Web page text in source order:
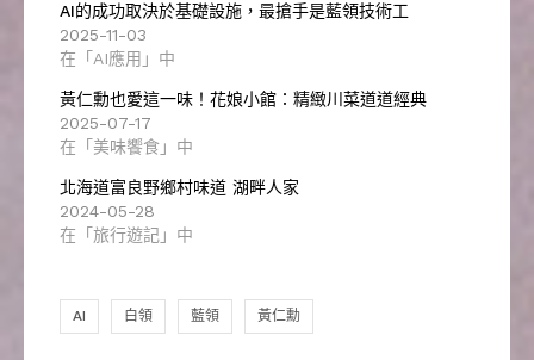
AI的成功取決於基礎設施，最搶手是藍領技術工
2025-11-03
在「AI應用」中
黃仁勳也愛這一味！花娘小館：精緻川菜道道經典
2025-07-17
在「美味饗食」中
北海道富良野鄉村味道 湖畔人家
2024-05-28
在「旅行遊記」中
AI 白領 藍領 黃仁勳